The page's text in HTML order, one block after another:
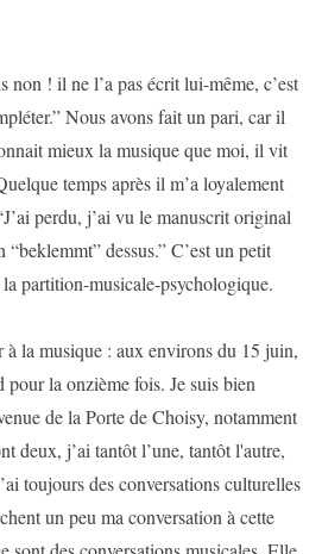
non ! il ne l’a pas écrit lui-même, c’est
Nous avons fait un pari, car il
mieux la musique que moi, il vit
temps après il m’a loyalement
perdu, j’ai vu le manuscrit original
dessus.” C’est un petit
partition-musicale-psychologique.
la musique : aux environs du 15 juin,
pour la onzième fois. Je suis bien
de la Porte de Choisy, notamment
deux, j’ai tantôt l’une, tantôt l'autre,
toujours des conversations culturelles
un peu ma conversation à cette